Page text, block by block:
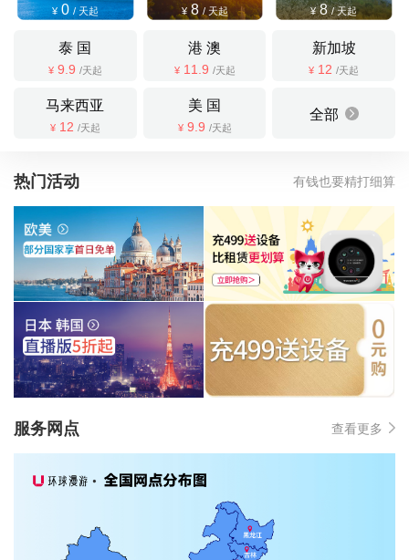
¥ 0 / 天起 ¥ 8 / 天起 ¥ 8 / 天起
泰 国
¥ 9.9 /天起
港 澳
¥ 11.9 /天起
新加坡
¥ 12 /天起
马来西亚
¥ 12 /天起
美 国
¥ 9.9 /天起
全部
热门活动 有钱也要精打细算
服务网点 查看更多